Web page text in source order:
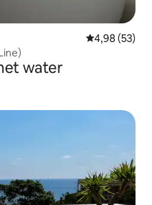
Gemiddelde
4,98 (53)
water